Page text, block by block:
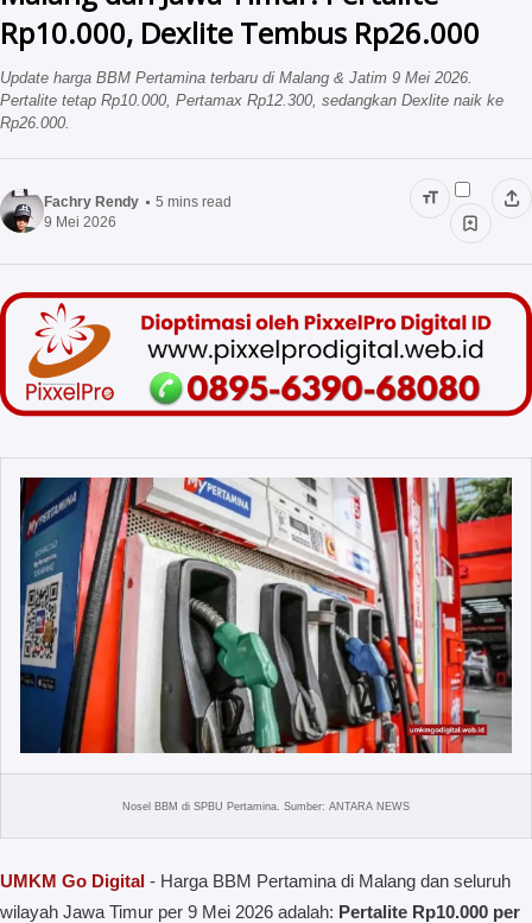
Jasa Press Release
Program Internship
Vendor Outbound
Corporategifts ID
Rp10.000, Dexlite Tembus Rp26.000
Update harga BBM Pertamina terbaru di Malang & Jatim 9 Mei 2026.
Pertalite tetap Rp10.000, Pertamax Rp12.300, sedangkan Dexlite naik ke
Rp26.000.
Fachry Rendy 5 mins read
9 Mei 2026
Nosel BBM di SPBU Pertamina. Sumber: ANTARA NEWS
UMKM Go Digital - Harga BBM Pertamina di Malang dan seluruh
wilayah Jawa Timur per 9 Mei 2026 adalah: Pertalite Rp10.000 per